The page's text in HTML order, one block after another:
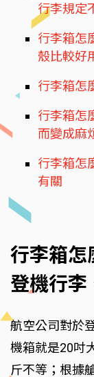
行李規定
行李箱怎
殼比較好
行李箱怎
行李箱怎
而變成麻
行李箱怎
有關
行李箱怎
登機行李
航空公司對於
機箱就是20吋
斤不等；根據